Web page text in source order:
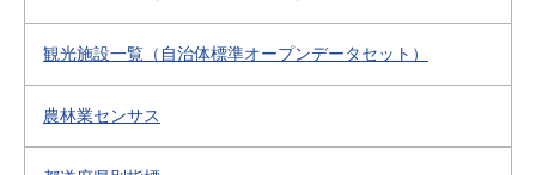
観光施設一覧（自治体標準オープンデータセット）
農林業センサス